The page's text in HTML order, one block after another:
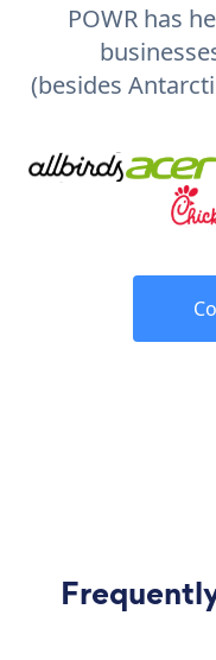
POWR has
(besides